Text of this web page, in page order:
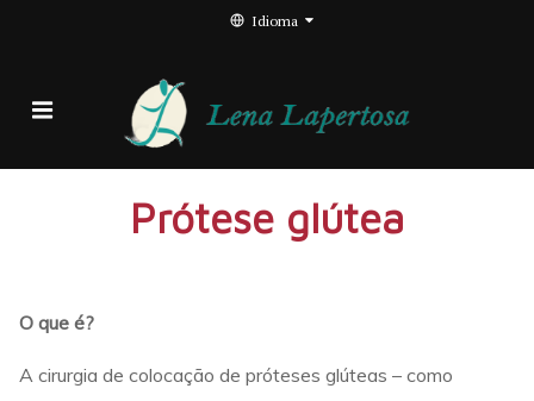
Idioma
Prótese glútea
O que é?
A cirurgia de colocação de próteses glúteas – como